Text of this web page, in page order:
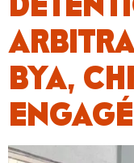
BYA,
ENGAGÉ